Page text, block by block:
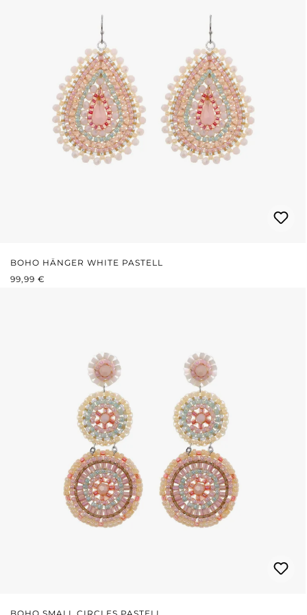
BOHO HÄNGER WHITE PASTELL
REGULÄRER PREIS:
99,99 €